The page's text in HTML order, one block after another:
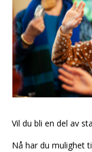
Vil du bli en del av
Nå har du mulighet